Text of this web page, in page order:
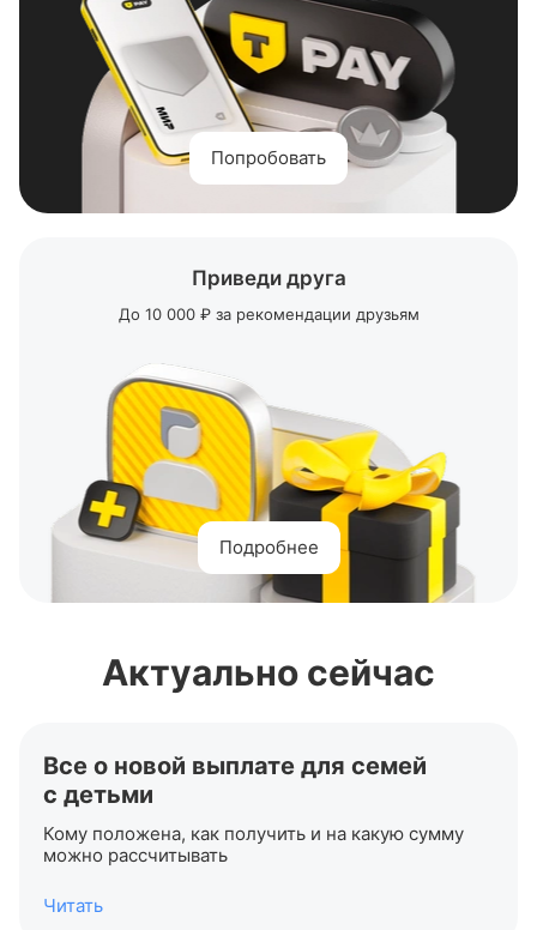
Попробовать
Приведи друга
До 10 000 ₽ за рекомендации друзьям
Подробнее
Актуально сейчас
Все о новой выплате для семей
с детьми
Кому положена, как получить и на какую сумму
можно рассчитывать
Читать